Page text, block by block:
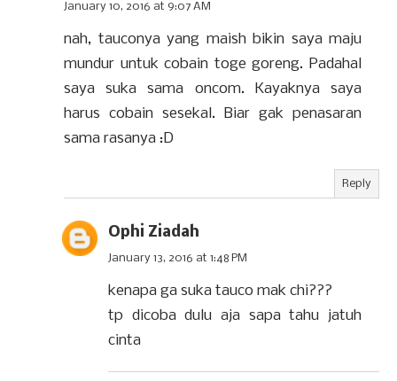
January 10, 2016 at 9:07 AM
nah, tauconya yang maish bikin saya maju
mundur untuk cobain toge goreng. Padahal
saya suka sama oncom. Kayaknya saya
harus cobain sesekal. Biar gak penasaran
sama rasanya :D
Reply
Ophi Ziadah
January 13, 2016 at 1:48 PM
kenapa ga suka tauco mak chi???
tp dicoba dulu aja sapa tahu jatuh
cinta